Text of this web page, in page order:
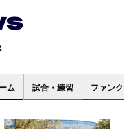
ム 試合・練習 ファンクラブ